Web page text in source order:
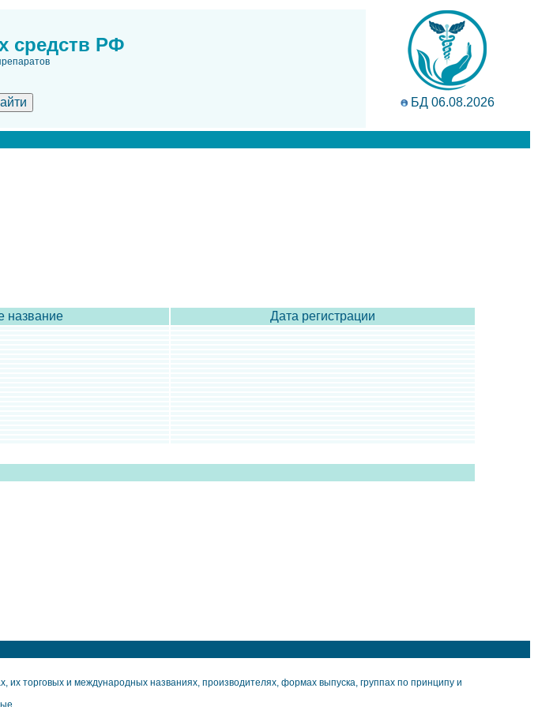
средств РФ
БД 06.08.2026
название Дата регистрации
торговых и международных названиях, производителях, формах выпуска, группах по принципу и